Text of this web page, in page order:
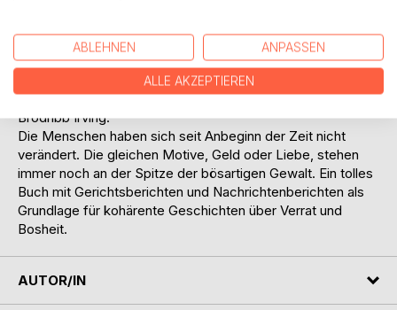
insbesondere was die Verbindung zwischen Motiv und
Handlung, zwischen irregulärem Wunsch oder böser
Veranlagung und dem Verbrechen selbst betrifft,
gleichermaßen unerlässlich und schwierig ist." - Henry
Brodribb Irving.
Die Menschen haben sich seit Anbeginn der Zeit nicht
verändert. Die gleichen Motive, Geld oder Liebe, stehen
immer noch an der Spitze der bösartigen Gewalt. Ein tolles
Buch mit Gerichtsberichten und Nachrichtenberichten als
Grundlage für kohärente Geschichten über Verrat und
Bosheit.
AUTOR/IN
ABLEHNEN ANPASSEN
ALLE AKZEPTIEREN